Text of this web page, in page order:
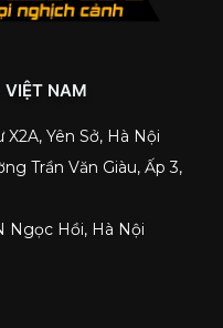
VIỆT NAM
Yên Sở, Hà Nội
Trần Văn Giàu, Ấp 3,
Ngọc Hồi, Hà Nội